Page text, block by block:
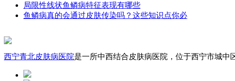
局限性线状鱼鳞病特征表现有哪些
鱼鳞病真的会通过皮肤传染吗？这些知识点你必
西宁青北皮肤病医院是一所中西结合皮肤病医院，位于西宁市城中